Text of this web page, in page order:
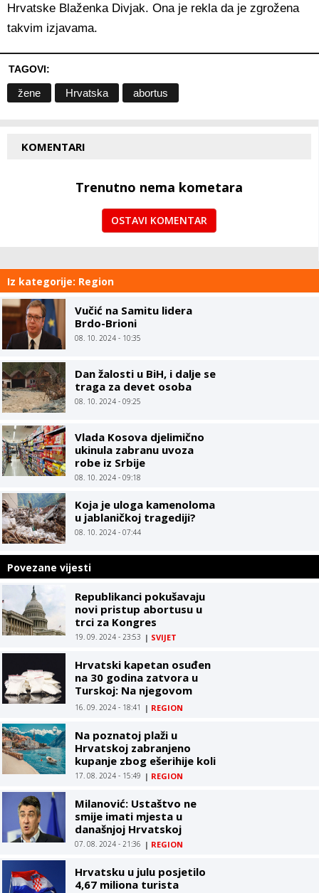
Hrvatske Blaženka Divjak. Ona je rekla da je zgrožena
takvim izjavama.
TAGOVI:
žene Hrvatska abortus
KOMENTARI
Trenutno nema kometara
OSTAVI KOMENTAR
Iz kategorije: Region
Vučić na Samitu lidera
Brdo-Brioni
08. 10. 2024 - 10:35
Dan žalosti u BiH, i dalje se
traga za devet osoba
08. 10. 2024 - 09:25
Vlada Kosova djelimično
ukinula zabranu uvoza
robe iz Srbije
08. 10. 2024 - 09:18
Koja je uloga kamenoloma
u jablaničkoj tragediji?
08. 10. 2024 - 07:44
Povezane vijesti
Republikanci pokušavaju
novi pristup abortusu u
trci za Kongres
19. 09. 2024 - 23:53 | SVIJET
Hrvatski kapetan osuđen
na 30 godina zatvora u
Turskoj: Na njegovom
brodu pronađen kokain
16. 09. 2024 - 18:41 | REGION
Na poznatoj plaži u
Hrvatskoj zabranjeno
kupanje zbog ešerihije koli
17. 08. 2024 - 15:49 | REGION
Milanović: Ustaštvo ne
smije imati mjesta u
današnjoj Hrvatskoj
07. 08. 2024 - 21:36 | REGION
Hrvatsku u julu posjetilo
4,67 miliona turista